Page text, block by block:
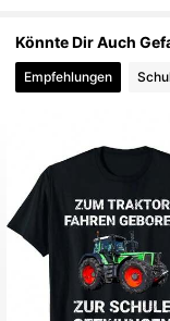
Könnte Dir Auch
Empfehlungen